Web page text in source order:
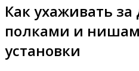
Как ухаживать
полками и
установки